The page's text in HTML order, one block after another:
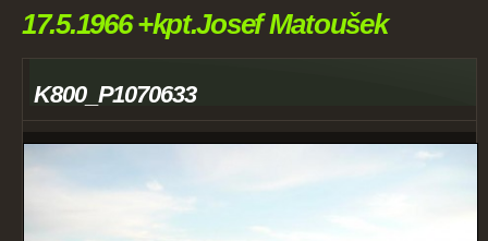
17.5.1966 +kpt.Josef Matoušek
K800_P1070633